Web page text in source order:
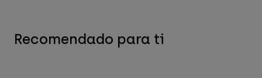
Recomendado para ti